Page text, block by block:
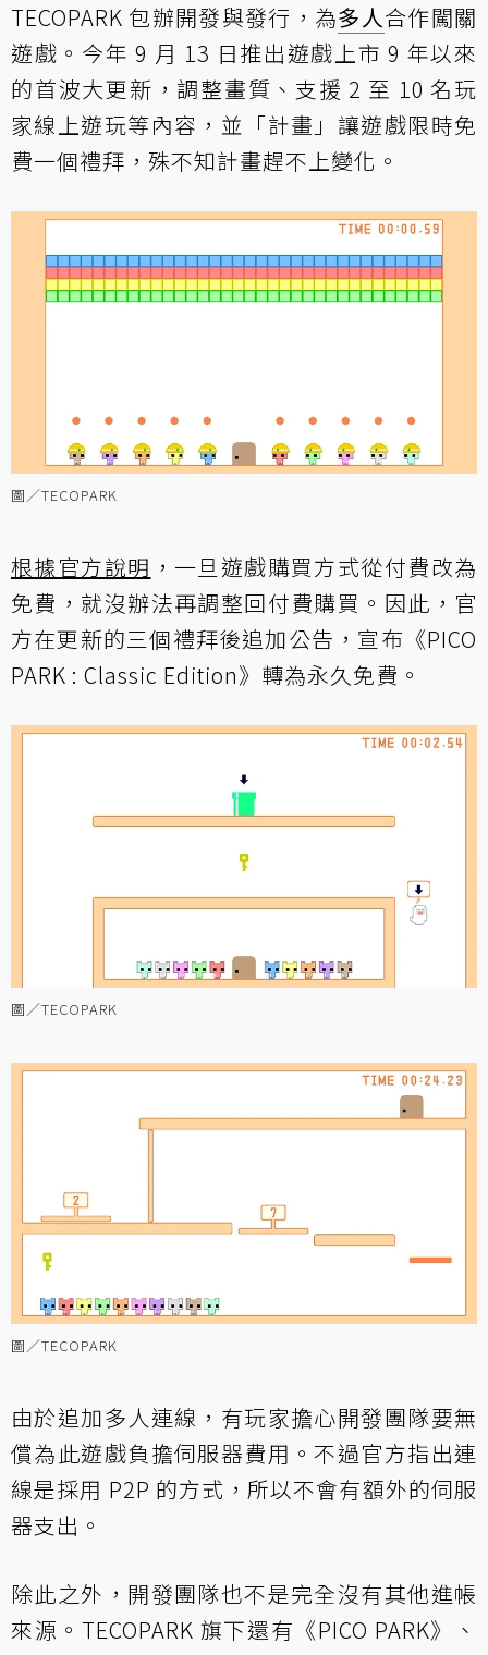
TECOPARK 包辦開發與發行，為多人合作闖關
遊戲。今年 9 月 13 日推出遊戲上市 9 年以來
的首波大更新，調整畫質、支援 2 至 10 名玩
家線上遊玩等內容，並「計畫」讓遊戲限時免
費一個禮拜，殊不知計畫趕不上變化。
圖／TECOPARK
根據官方說明 ，一旦遊戲購買方式從付費改為
免費，就沒辦法再調整回付費購買。因此，官
方在更新的三個禮拜後追加公告，宣布《PICO
PARK : Classic Edition》轉為永久免費。
圖／TECOPARK
圖／TECOPARK
由於追加多人連線，有玩家擔心開發團隊要無
償為此遊戲負擔伺服器費用。不過官方指出連
線是採用 P2P 的方式，所以不會有額外的伺服
器支出。
除此之外，開發團隊也不是完全沒有其他進帳
來源。TECOPARK 旗下還有《PICO PARK》、